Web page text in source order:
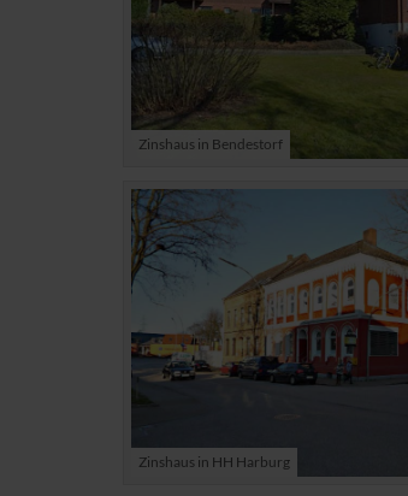
Zinshaus in Bendestorf
Zinshaus in HH Harburg